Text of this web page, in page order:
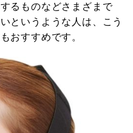
るものなどさまざまで
というような人は、こう
おすすめです。